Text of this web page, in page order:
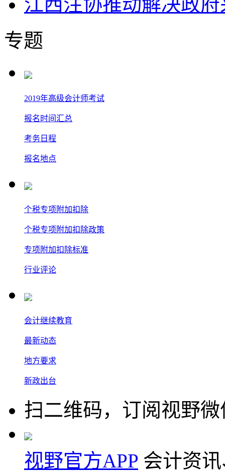
专题
2019年高级会计师考试
报名时间汇总
考务日程
报名地点
个税专项附加扣除
个税专项附加扣除政策
专项附加扣除标准
行业评论
会计继续教育
最新动态
地方要求
新政出台
扫二维码，订阅视野
视野官方APP 会计资